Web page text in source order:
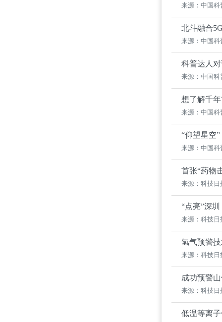
来源：中国科
北斗融合
来源：中国科
科普达人
来源：中国科
想了解千
来源：中国科
“仰望星空
来源：中国科
首张“药物
来源：科技日
“点亮”深
来源：科技日
氢气预警
来源：科技日
成功预警
来源：科技日
低温等离